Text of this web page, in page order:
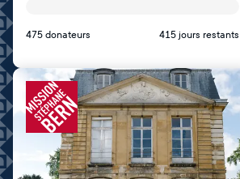
475 donateurs 415 jours restants